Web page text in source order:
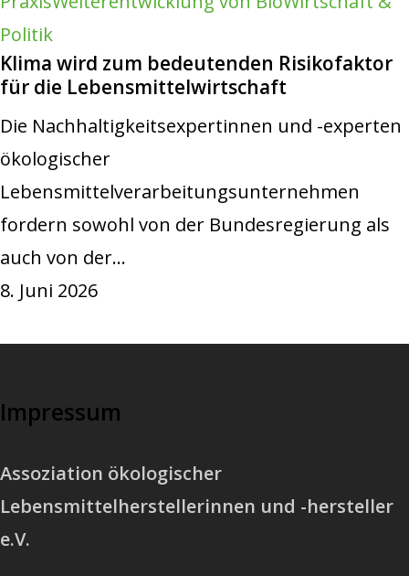
Politik
Klima wird zum bedeutenden Risikofaktor
für die Lebensmittelwirtschaft
Die Nachhaltigkeitsexpertinnen und -experten
ökologischer
Lebensmittelverarbeitungsunternehmen
fordern sowohl von der Bundesregierung als
auch von der…
8. Juni 2026
Impressum
Assoziation ökologischer
Lebensmittelherstellerinnen und -hersteller
e.V.